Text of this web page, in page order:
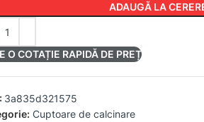
ADAUGĂ LA
O COTAȚIE RAPIDĂ DE PREȚ
3a835d321575
Cuptoare de calcinare